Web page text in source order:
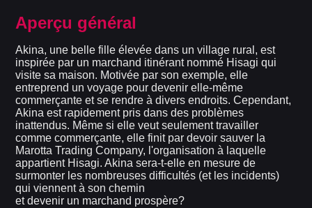
Aperçu général
Akina, une belle fille élevée dans un village rural, est
inspirée par un marchand itinérant nommé Hisagi qui
visite sa maison. Motivée par son exemple, elle
entreprend un voyage pour devenir elle-même
commerçante et se rendre à divers endroits. Cependant,
Akina est rapidement pris dans des problèmes
inattendus. Même si elle veut seulement travailler
comme commerçante, elle finit par devoir sauver la
Marotta Trading Company, l'organisation à laquelle
appartient Hisagi. Akina sera-t-elle en mesure de
surmonter les nombreuses difficultés (et les incidents)
qui viennent à son chemin
et devenir un marchand prospère?